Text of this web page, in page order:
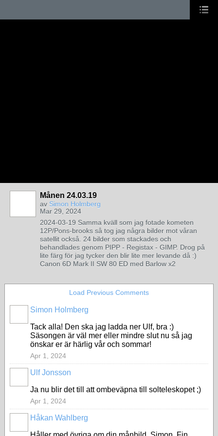
Månen 24.03.19
av Simon Holmberg
Mar 29, 2024
2024-03-19 Samma kväll som jag fotade kometen
12P/Pons-brooks så tog jag några bilder mot våran
satellit också. 24 bilder som stackades och
behandlades genom PIPP - Registax - GIMP. Drog på
lite färg för jag tycker den blir lite mer levande då :)
Canon 6D Mark II SW 80 ED med Barlow x2
Load Previous Comments
Simon Holmberg
Tack alla! Den ska jag ladda ner Ulf, bra :)
Säsongen är väl mer eller mindre slut nu så jag
önskar er är härlig vår och sommar!
Apr 1, 2024
Ulf Jonsson
Ja nu blir det till att ombeväpna till solteleskopet ;)
Apr 1, 2024
Håkan Wahlberg